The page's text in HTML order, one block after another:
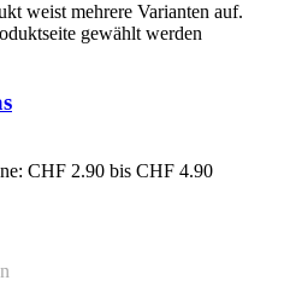
weist mehrere Varianten auf.
gewählt werden
CHF 2.90 bis CHF 4.90